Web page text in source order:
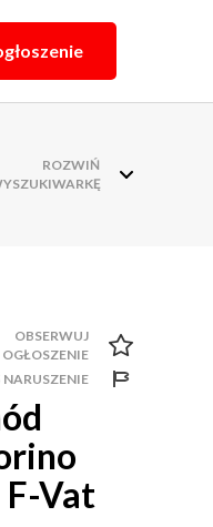
ROZWIŃ
NARUSZENIE
Vat